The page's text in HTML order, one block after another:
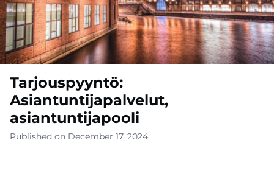
Tarjouspyyntö:
Asiantuntijapalvelut,
asiantuntijapooli
Published on December 17, 2024